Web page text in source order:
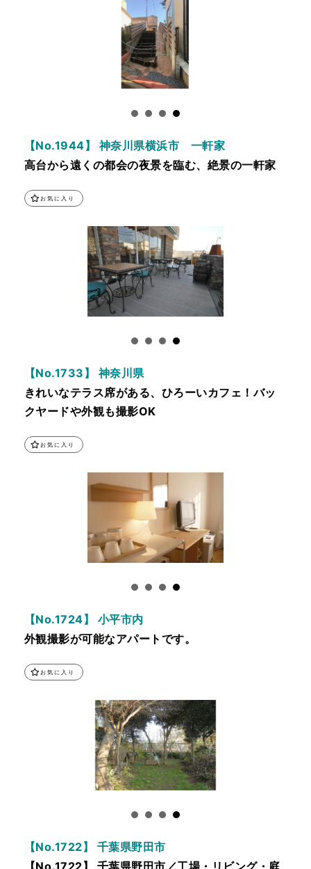
【No.1944】 神奈川県横浜市 一軒家
高台から遠くの都会の夜景を臨む、絶景の一軒家
お気に入り
【No.1733】 神奈川県
きれいなテラス席がある、ひろーいカフェ！バッ
クヤードや外観も撮影OK
お気に入り
【No.1724】 小平市内
外観撮影が可能なアパートです。
お気に入り
【No.1722】 千葉県野田市
【No.1722】 千葉県野田市／工場・リビング・庭